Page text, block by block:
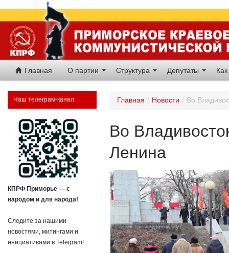
Главная О партии Структура Депутаты
Наш телеграм-канал
КПРФ Приморье — с
народом и для народа!
Следите за нашими
новостями, митингами и
инициативами в Telegram!
Главная / Новости / Во
Во
Ленина